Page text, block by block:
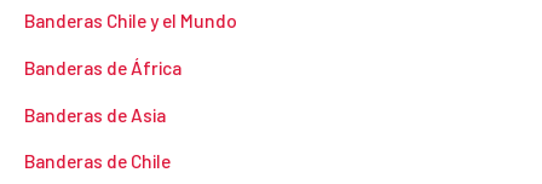
Banderas Chile y el Mundo
Banderas de África
Banderas de Asia
Banderas de Chile